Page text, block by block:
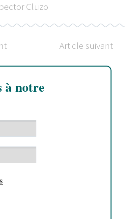
Cluzo
Article suivant
à notre